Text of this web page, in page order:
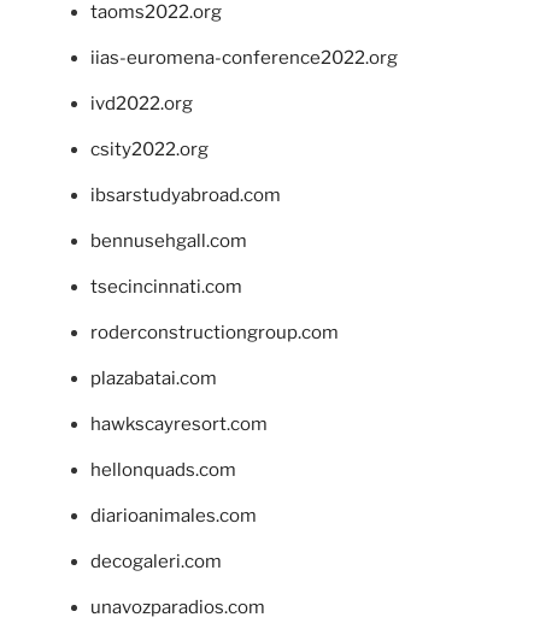
taoms2022.org
iias-euromena-conference2022.org
ivd2022.org
csity2022.org
ibsarstudyabroad.com
bennusehgall.com
tsecincinnati.com
roderconstructiongroup.com
plazabatai.com
hawkscayresort.com
hellonquads.com
diarioanimales.com
decogaleri.com
unavozparadios.com